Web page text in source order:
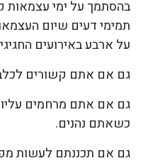
בהסתמך על ימי עצמאות
תמימי דעים שיום
על ארבע באירועים
גם אם אתם קשורים לכלב
גם אם אתם מרחמים
כשאתם נהנים.
גם אם תכננתם לעשות